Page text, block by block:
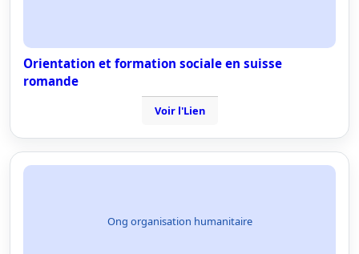
Orientation et formation sociale en suisse
romande
Voir l'Lien
Ong organisation humanitaire